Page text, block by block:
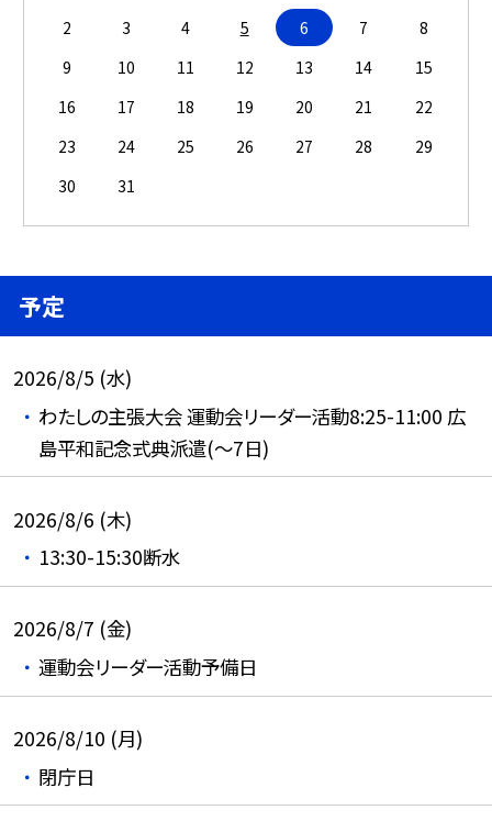
2
3 4 5 6 7
8
9
10 11 12 13 14
15
16
17 18 19 20 21
22
23
24 25 26 27 28
29
30
31
予定
2026/8/5 (水)
わたしの主張大会 運動会リーダー活動8:25-11:00 広
島平和記念式典派遣(～7日)
2026/8/6 (木)
13:30-15:30断水
2026/8/7 (金)
運動会リーダー活動予備日
2026/8/10 (月)
閉庁日